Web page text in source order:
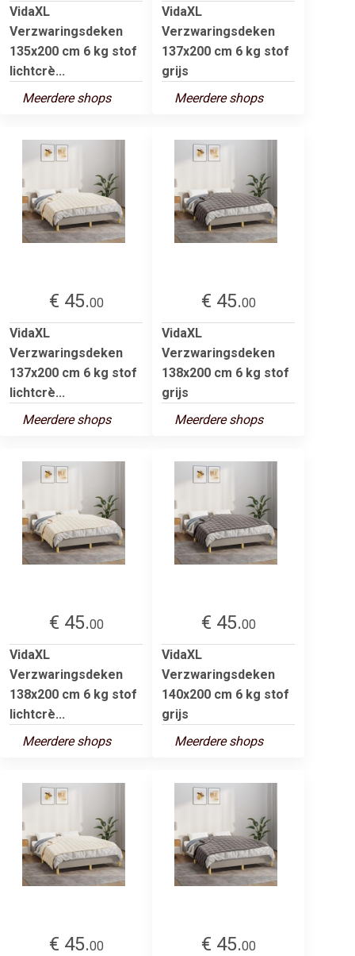
VidaXL
Verzwaringsdeken
135x200 cm 6 kg stof
lichtcrè...
Meerdere shops
VidaXL
Verzwaringsdeken
137x200 cm 6 kg stof
grijs
Meerdere shops
€ 45.00
VidaXL
Verzwaringsdeken
137x200 cm 6 kg stof
lichtcrè...
Meerdere shops
€ 45.00
VidaXL
Verzwaringsdeken
138x200 cm 6 kg stof
grijs
Meerdere shops
€ 45.00
VidaXL
Verzwaringsdeken
138x200 cm 6 kg stof
lichtcrè...
Meerdere shops
€ 45.00
VidaXL
Verzwaringsdeken
140x200 cm 6 kg stof
grijs
Meerdere shops
€ 45.00
€ 45.00